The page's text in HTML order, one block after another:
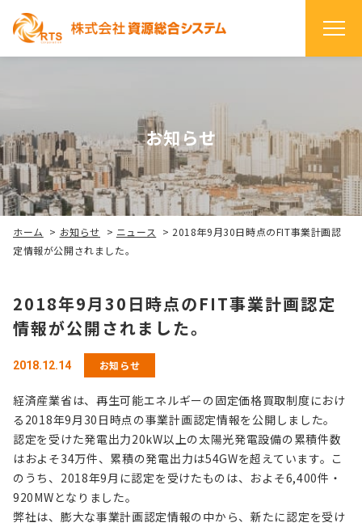
お知らせ
ホーム > お知らせ > ニュース > 2018年9月30日時点のFIT事業計画認
定情報が公開されました。
2018年9月30日時点のFIT事業計画認定
情報が公開されました。
2018.12.14 お知らせ
経済産業省は、再生可能エネルギーの固定価格買取制度におけ
る2018年9月30日時点の事業計画認定情報を公開しました。
認定を受 けた発電出力20kW以上の太陽光発電設備の累積件数
はおよ そ34万件、累積の発電出力は54GWを超 えています。こ
の うち、2018年9月に認定を受けたものは、およそ6,400件・
920MWとなりま した。
弊社は、膨大な事業計画認定情報の中から、新たに認定を受け